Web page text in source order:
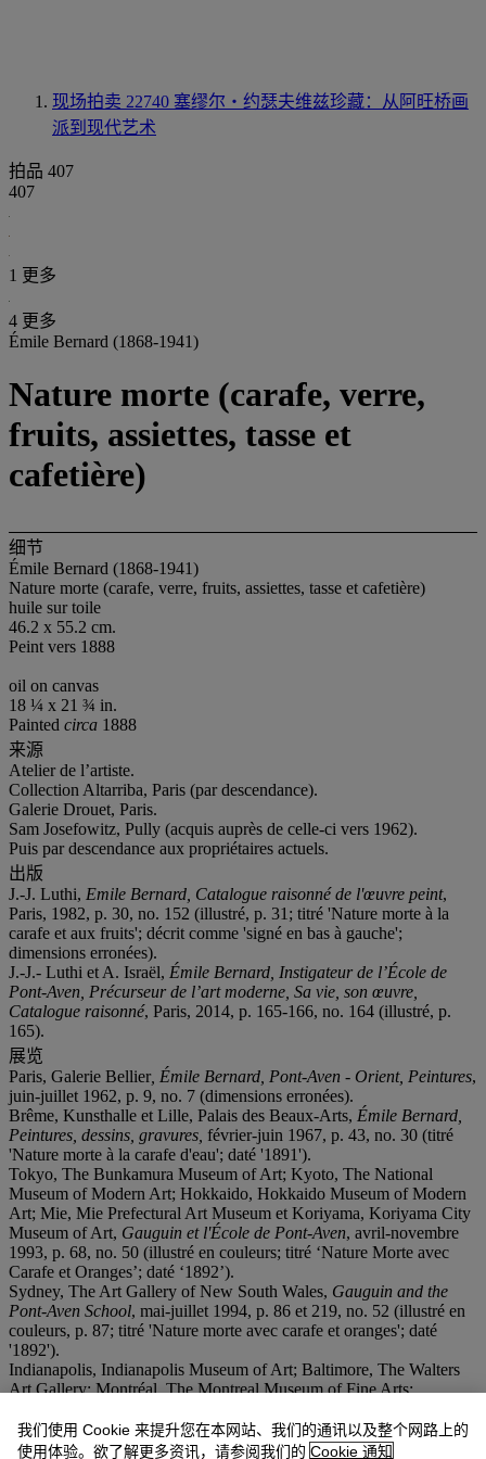
现场拍卖 22740 塞缪尔‧约瑟夫维兹珍藏：从阿旺桥画
派到现代艺术
拍品 407
407
1 更多
4 更多
Émile Bernard (1868-1941)
Nature morte (carafe, verre,
fruits, assiettes, tasse et
cafetière)
细节
Émile Bernard (1868-1941)
Nature morte (carafe, verre, fruits, assiettes, tasse et cafetière)
huile sur toile
46.2 x 55.2 cm.
Peint vers 1888
oil on canvas
18 ¼ x 21 ¾ in.
Painted circa 1888
来源
Atelier de l’artiste.
Collection Altarriba, Paris (par descendance).
Galerie Drouet, Paris.
Sam Josefowitz, Pully (acquis auprès de celle-ci vers 1962).
Puis par descendance aux propriétaires actuels.
出版
J.-J. Luthi, Emile Bernard, Catalogue raisonné de l'œuvre peint,
Paris, 1982, p. 30, no. 152 (illustré, p. 31; titré 'Nature morte à la
carafe et aux fruits'; décrit comme 'signé en bas à gauche';
dimensions erronées).
J.-J.- Luthi et A. Israël, Émile Bernard, Instigateur de l’École de
Pont-Aven, Précurseur de l’art moderne, Sa vie, son œuvre,
Catalogue raisonné, Paris, 2014, p. 165-166, no. 164 (illustré, p.
165).
展览
Paris, Galerie Bellier, Émile Bernard, Pont-Aven - Orient, Peintures,
juin-juillet 1962, p. 9, no. 7 (dimensions erronées).
Brême, Kunsthalle et Lille, Palais des Beaux-Arts, Émile Bernard,
Peintures, dessins, gravures février-juin 1967, p. 43, no. 30 (titré
'Nature morte à la carafe d'eau'; daté '1891').
Tokyo, The Bunkamura Museum of Art; Kyoto, The National
Museum of Modern Art; Hokkaido, Hokkaido Museum of Modern
Art; Mie, Mie Prefectural Art Museum et Koriyama, Koriyama City
Museum of Art, Gauguin et l'École de Pont-Aven, avril-novembre
1993, p. 68, no. 50 (illustré en couleurs; titré ‘Nature Morte avec
Carafe et Oranges’; daté ‘1892’).
Sydney, The Art Gallery of New South Wales, Gauguin and the
Pont-Aven School, mai-juillet 1994, p. 86 et 219, no. 52 (illustré en
couleurs, p. 87; titré 'Nature morte avec carafe et oranges'; daté
'1892').
Indianapolis, Indianapolis Museum of Art; Baltimore, The Walters
Art Gallery; Montréal, The Montreal Museum of Fine Arts;
Museum of Art; Portland, Portland Art Museum; Boston, Museum
of Fine Arts et Jérusalem, The Israel Museum,Gauguin and the
我们使用 Cookie 来提升您在本网站、我们的通讯以及整个网路上的
使用体验。欲了解更多资讯，请参阅我们的 Cookie 通知